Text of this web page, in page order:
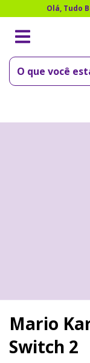
Olá, Tudo
Mario
Switch 2